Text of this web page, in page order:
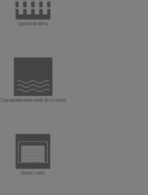
Ogrodzenie domu
Zagospodarowanie wody deszczowej
Garaże i wiaty